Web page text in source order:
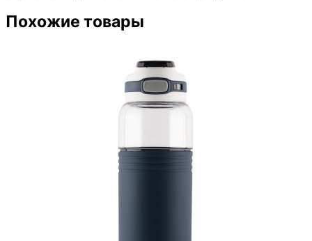
Похожие товары